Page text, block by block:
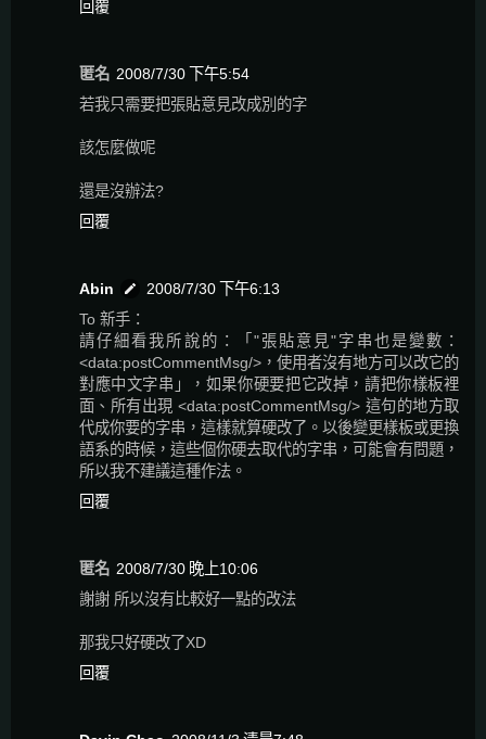
回覆
匿名 2008/7/30 下午5:54
若我只需要把張貼意見改成別的字
該怎麼做呢
還是沒辦法?
回覆
Abin
2008/7/30 下午6:13
To 新手：
請仔細看我所說的：「"張貼意見"字串也是變數：
<data:postCommentMsg/>，使用者沒有地方可以改它的
對應中文字串」，如果你硬要把它改掉，請把你樣板裡
面、所有出現 <data:postCommentMsg/> 這句的地方取
代成你要的字串，這樣就算硬改了。以後變更樣板或更換
語系的時候，這些個你硬去取代的字串，可能會有問題，
所以我不建議這種作法。
回覆
匿名 2008/7/30 晚上10:06
謝謝 所以沒有比較好一點的改法
那我只好硬改了XD
回覆